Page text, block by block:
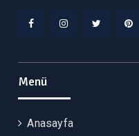
Menü
Anasayfa